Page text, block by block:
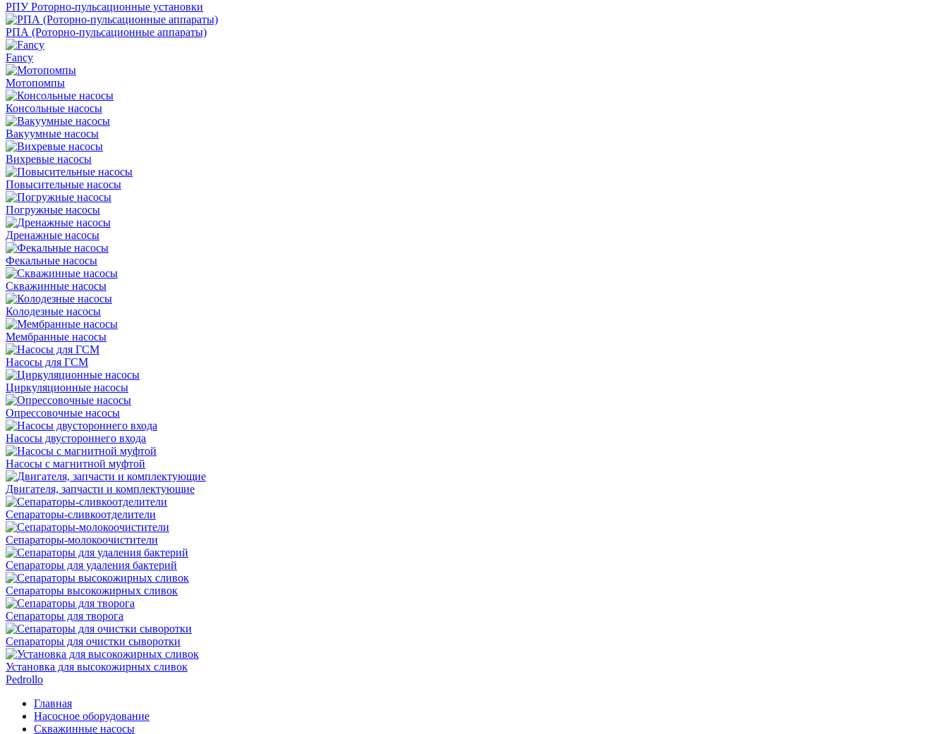
РПУ Роторно-пульсационные установки
РПА (Роторно-пульсационные аппараты)
Fancy
Мотопомпы
Консольные насосы
Вакуумные насосы
Вихревые насосы
Повысительные насосы
Погружные насосы
Дренажные насосы
Фекальные насосы
Скважинные насосы
Колодезные насосы
Мембранные насосы
Насосы для ГСМ
Циркуляционные насосы
Опрессовочные насосы
Насосы двустороннего входа
Насосы с магнитной муфтой
Двигателя, запчасти и комплектующие
Сепараторы-сливкоотделители
Сепараторы-молокоочистители
Сепараторы для удаления бактерий
Сепараторы высокожирных сливок
Сепараторы для творога
Сепараторы для очистки сыворотки
Установка для высокожирных сливок
Pedrollo
Главная
Насосное оборудование
Скважинные насосы